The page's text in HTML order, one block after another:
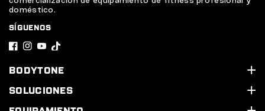
doméstico.
SÍGUENOS
F
a
c
I
n
s
o
u
T
i
k
BODYTONE
Quiénes somos
Soporte Técnico
SOLUCIONES
Nuestros servicios